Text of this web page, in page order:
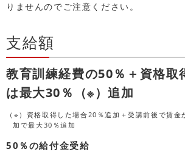
りませんのでご注意ください。
支給額
教育訓練経費の50％＋資格取
は最大30％（※）追加
（※）資格取得した場合20％追加＋受講前後で賃金
加で最大30％追加
50％の給付金受給